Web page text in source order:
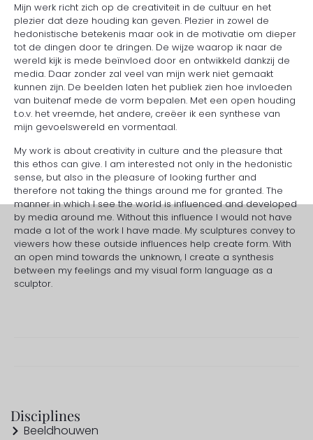
Mijn werk richt zich op de creativiteit in de cultuur en het
plezier dat deze houding kan geven. Plezier in zowel de
hedonistische betekenis maar ook in de motivatie om dieper
tot de dingen door te dringen. De wijze waarop ik naar de
wereld kijk is mede beïnvloed door en ontwikkeld dankzij de
media. Daar zonder zal veel van mijn werk niet gemaakt
kunnen zijn. De beelden laten het publiek zien hoe invloeden
van buitenaf mede de vorm bepalen. Met een open houding
t.o.v. het vreemde, het andere, creëer ik een synthese van
mijn gevoelswereld en vormentaal.
My work is about creativity in culture and the pleasure that
this ethos can give. I am interested not only in the hedonistic
sense, but also in the pleasure of looking further and
therefore not taking the things around me for granted. The
manner in which I see the world is influenced and developed
by media around me. Without this influence I would not have
made a lot of the work I have made. My sculptures convey to
viewers how these outside influences help create form. With
an open mind towards the unknown, I create a synthesis
between my feelings and my visual form language as a
sculptor.
Disciplines
Beeldhouwen